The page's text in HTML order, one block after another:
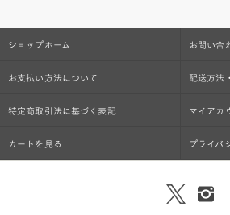
ショップホーム お問い合
お支払い方法について 配送方法
特定商取引法に基づく表記 マイアカ
カートを見る プライバ